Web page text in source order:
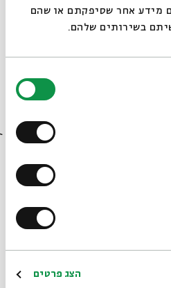
מידע אחר שסיפקתם או שהם
בשירותים שלהם.
הצג פרטים
19.01
ג' | 20:00